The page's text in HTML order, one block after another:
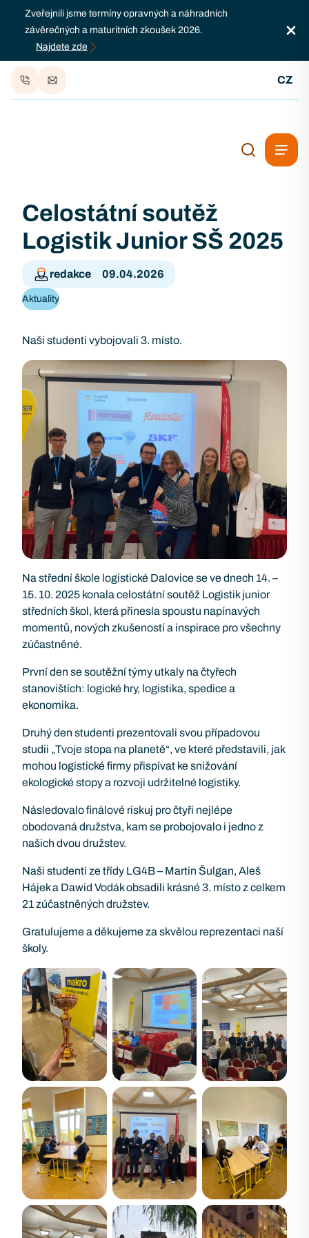
Zveřejnili jsme termíny opravných a náhradních
závěrečných a maturitních zkoušek 2026.
Najdete zde
CZ
Celostátní soutěž
Logistik Junior SŠ 2025
redakce 09.04.2026
Aktuality
Naši studenti vybojovali 3. místo.
Na střední škole logistické Dalovice se ve dnech 14. –
15. 10. 2025 konala celostátní soutěž Logistik junior
středních škol, která přinesla spoustu napínavých
momentů, nových zkušeností a inspirace pro všechny
zúčastněné.
První den se soutěžní týmy utkaly na čtyřech
stanovištích: logické hry, logistika, spedice a
ekonomika.
Druhý den studenti prezentovali svou případovou
studii „Tvoje stopa na planetě“, ve které představili, jak
mohou logistické firmy přispívat ke snižování
ekologické stopy a rozvoji udržitelné logistiky.
Následovalo finálové riskuj pro čtyři nejlépe
obodovaná družstva, kam se probojovalo i jedno z
našich dvou družstev.
Naši studenti ze třídy LG4B – Martin Šulgan, Aleš
Hájek a Dawid Vodák obsadili krásné 3. místo z celkem
21 zúčastněných družstev.
Gratulujeme a děkujeme za skvělou reprezentaci naší
školy.